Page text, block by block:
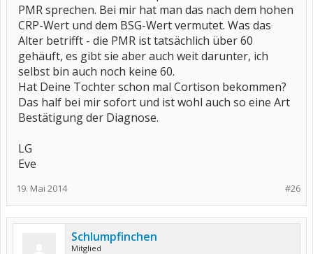
PMR sprechen. Bei mir hat man das nach dem hohen
CRP-Wert und dem BSG-Wert vermutet. Was das
Alter betrifft - die PMR ist tatsächlich über 60
gehäuft, es gibt sie aber auch weit darunter, ich
selbst bin auch noch keine 60.
Hat Deine Tochter schon mal Cortison bekommen?
Das half bei mir sofort und ist wohl auch so eine Art
Bestätigung der Diagnose.
LG
Eve
#26
19. Mai 2014
Schlumpfinchen
Mitglied